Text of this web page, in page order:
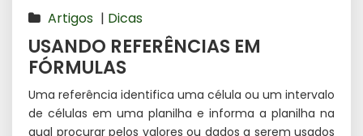
Artigos | Dicas
USANDO REFERÊNCIAS EM
FÓRMULAS
Uma referência identifica uma célula ou um intervalo
de células em uma planilha e informa a planilha na
qual procurar pelos valores ou dados a serem usados